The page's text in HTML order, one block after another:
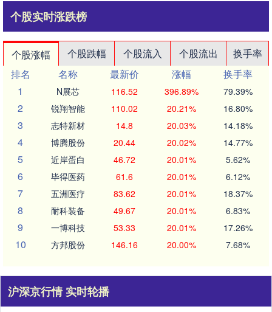
个股实时涨跌榜
个股涨幅 个股跌幅 个股流入 个股流出
换手率
排名
名称 最新价 涨幅
换手率
1
N展芯 116.52 396.89% 79.39%
2 锐翔智能 110.02 20.21% 16.80%
3 志特新材 14.8 20.03% 14.18%
4 博腾股份 20.44 20.02% 14.77%
5 近岸蛋白 46.72 20.01% 5.62%
6 毕得医药 61.6 20.01% 6.12%
7 五洲医疗 83.62 20.01% 18.37%
8 耐科装备 49.67 20.01% 6.83%
9 一博科技 53.33 20.01% 17.26%
10 方邦股份 146.16 20.00% 7.68%
沪深京行情 实时轮播